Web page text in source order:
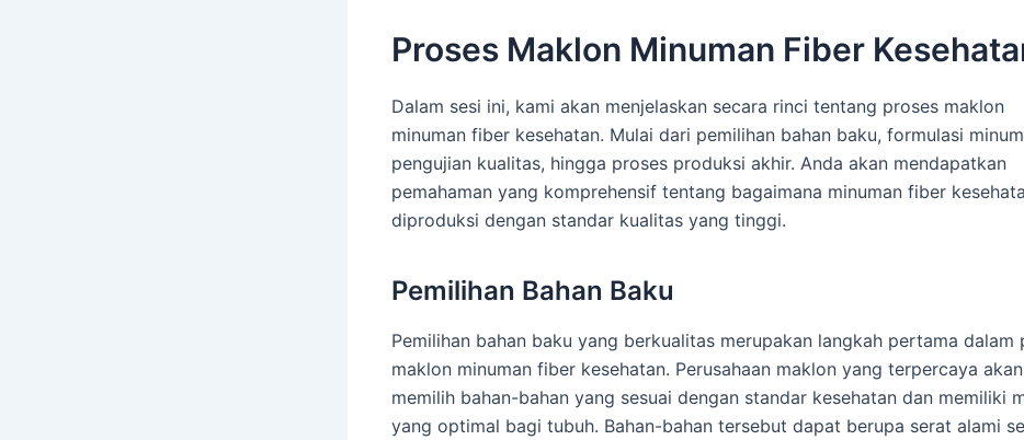
Proses Maklon Minuman Fiber
Dalam sesi ini, kami akan menjelaskan secara rinci tentang proses maklon
minuman fiber kesehatan. Mulai dari pemilihan bahan baku, formulasi
pengujian kualitas, hingga proses produksi akhir. Anda akan mendapatkan
pemahaman yang komprehensif tentang bagaimana minuman fiber
diproduksi dengan standar kualitas yang tinggi.
Pemilihan Bahan Baku
Pemilihan bahan baku yang berkualitas merupakan langkah pertama dalam
maklon minuman fiber kesehatan. Perusahaan maklon yang terpercaya akan
memilih bahan-bahan yang sesuai dengan standar kesehatan dan memiliki
yang optimal bagi tubuh. Bahan-bahan tersebut dapat berupa serat alami